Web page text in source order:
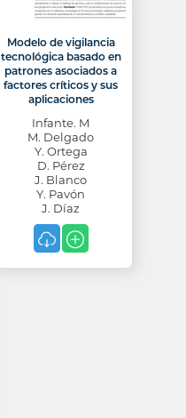
Modelo de vigilancia
tecnológica basado en
patrones asociados a
factores críticos y sus
aplicaciones
Infante. M
M. Delgado
Y. Ortega
D. Pérez
J. Blanco
Y. Pavón
J. Díaz